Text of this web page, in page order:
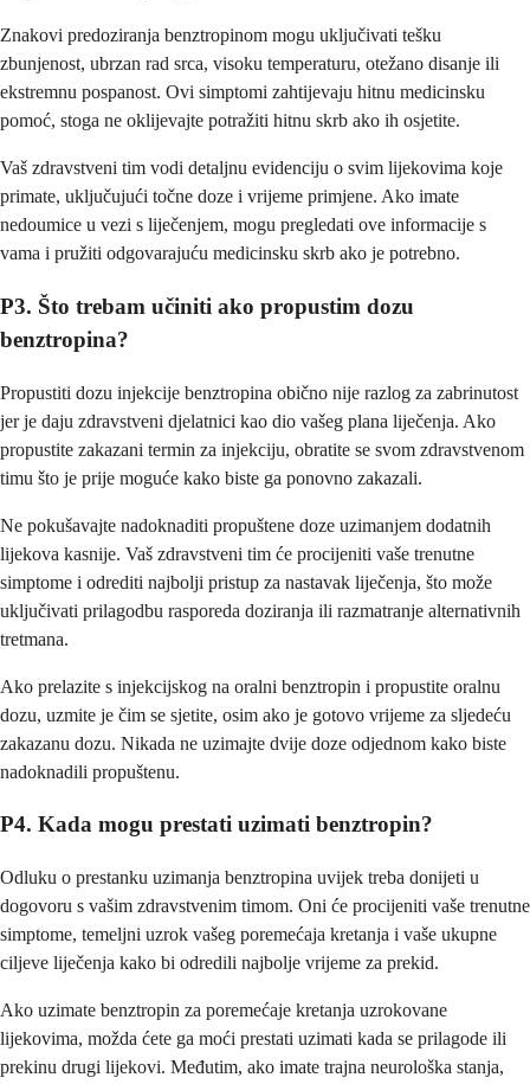
Znakovi predoziranja benztropinom mogu uključivati tešku
zbunjenost, ubrzan rad srca, visoku temperaturu, otežano disanje ili
ekstremnu pospanost. Ovi simptomi zahtijevaju hitnu medicinsku
pomoć, stoga ne oklijevajte potražiti hitnu skrb ako ih osjetite.
Vaš zdravstveni tim vodi detaljnu evidenciju o svim lijekovima koje
primate, uključujući točne doze i vrijeme primjene. Ako imate
nedoumice u vezi s liječenjem, mogu pregledati ove informacije s
vama i pružiti odgovarajuću medicinsku skrb ako je potrebno.
P3. Što trebam učiniti ako propustim dozu
benztropina?
Propustiti dozu injekcije benztropina obično nije razlog za zabrinutost
jer je daju zdravstveni djelatnici kao dio vašeg plana liječenja. Ako
propustite zakazani termin za injekciju, obratite se svom zdravstvenom
timu što je prije moguće kako biste ga ponovno zakazali.
Ne pokušavajte nadoknaditi propuštene doze uzimanjem dodatnih
lijekova kasnije. Vaš zdravstveni tim će procijeniti vaše trenutne
simptome i odrediti najbolji pristup za nastavak liječenja, što može
uključivati prilagodbu rasporeda doziranja ili razmatranje alternativnih
tretmana.
Ako prelazite s injekcijskog na oralni benztropin i propustite oralnu
dozu, uzmite je čim se sjetite, osim ako je gotovo vrijeme za sljedeću
zakazanu dozu. Nikada ne uzimajte dvije doze odjednom kako biste
nadoknadili propuštenu.
P4. Kada mogu prestati uzimati benztropin?
Odluku o prestanku uzimanja benztropina uvijek treba donijeti u
dogovoru s vašim zdravstvenim timom. Oni će procijeniti vaše trenutne
simptome, temeljni uzrok vašeg poremećaja kretanja i vaše ukupne
ciljeve liječenja kako bi odredili najbolje vrijeme za prekid.
Ako uzimate benztropin za poremećaje kretanja uzrokovane
lijekovima, možda ćete ga moći prestati uzimati kada se prilagode ili
prekinu drugi lijekovi. Međutim, ako imate trajna neurološka stanja,